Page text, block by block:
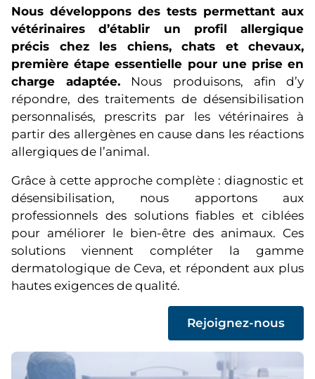
Nous développons des tests permettant aux
vétérinaires d’établir un profil allergique
précis chez les chiens, chats et chevaux,
première étape essentielle pour une prise en
charge adaptée. Nous produisons, afin d’y
répondre, des traitements de désensibilisation
personnalisés, prescrits par les vétérinaires à
partir des allergènes en cause dans les réactions
allergiques de l’animal.
Grâce à cette approche complète : diagnostic et
désensibilisation, nous apportons aux
professionnels des solutions fiables et ciblées
pour améliorer le bien-être des animaux. Ces
solutions viennent compléter la gamme
dermatologique de Ceva, et répondent aux plus
hautes exigences de qualité.
Rejoignez-nous